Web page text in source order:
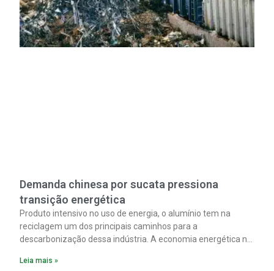
Demanda chinesa por sucata pressiona
transição energética
Produto intensivo no uso de energia, o alumínio tem na
reciclagem um dos principais caminhos para a
descarbonização dessa indústria. A economia energética na
material. A produção de um alumínio mais limpo, no entanto,
Leia mais »